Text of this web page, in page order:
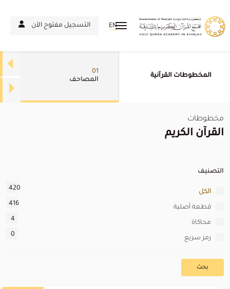
التسجيل مفتوح الآن EN
المخطوطات القرآنية
01
المصاحف
مخطوطات
القرآن الكريم
التصنيف
420
الكل
416
قطعة أصلية
4
محاكاة
0
رمز سريع
بحث